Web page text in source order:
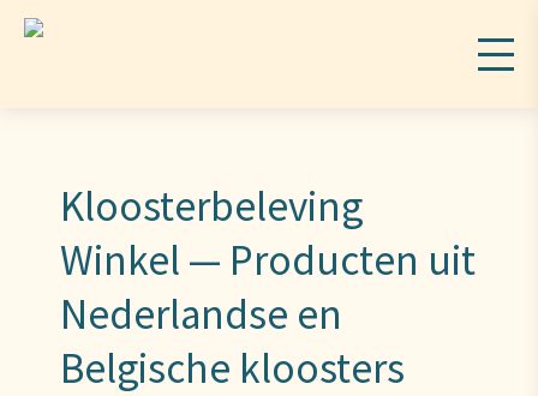
Kloosterbeleving
Winkel — Producten uit
Nederlandse en
Belgische kloosters